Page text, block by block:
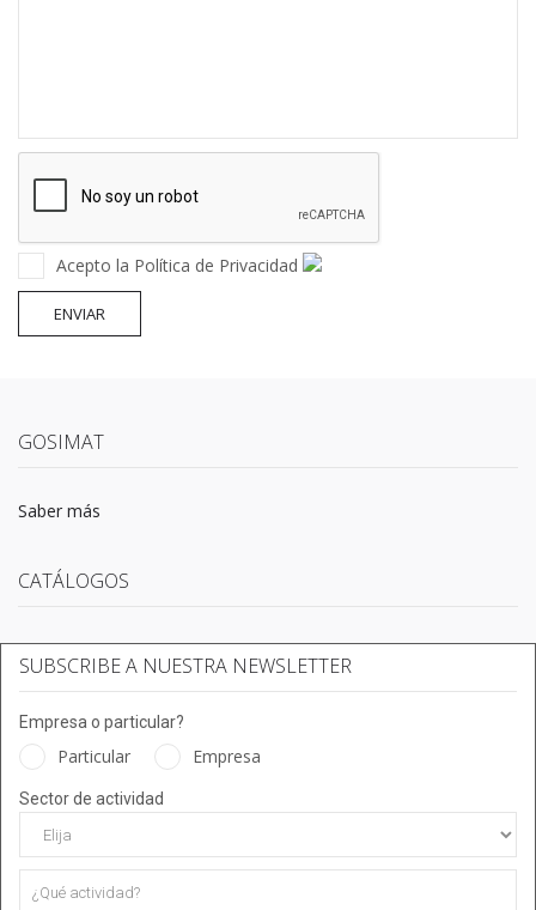
Acepto la Política de Privacidad
ENVIAR
GOSIMAT
Saber más
CATÁLOGOS
SUBSCRIBE A NUESTRA NEWSLETTER
Empresa o particular?
Particular Empresa
Sector de actividad